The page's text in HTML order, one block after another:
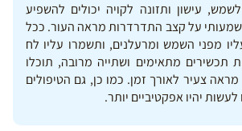
עישון ותזונה לקויה יכולים להשפיע
על קצב התדרדרות מראה העור. ככל
מפני השמש ומרעלנים, ותשמרו עליו לח
תכשירים מתאימים ושתייה מרובה, תוכלו
צעיר לאורך זמן. כמו כן, גם הטיפולים
יהיו אפקטיביים יותר.